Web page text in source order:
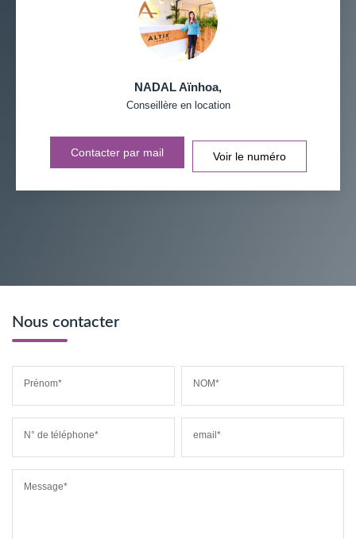
NADAL Aïnhoa,
Conseillère en location
Contacter par mail Voir le numéro
Nous contacter
Prénom* NOM*
N° de téléphone* email*
Message*